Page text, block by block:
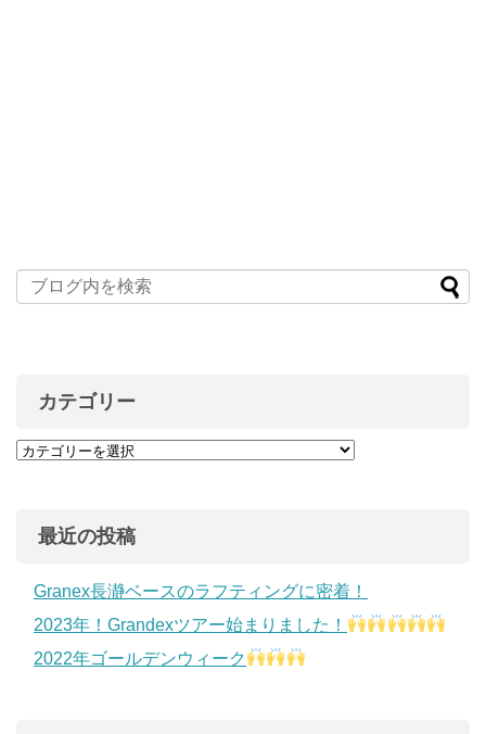
カテゴリー
最近の投稿
Granex長瀞ベースのラフティングに密着！
2023年！Grandexツアー始まりました！
2022年ゴールデンウィーク